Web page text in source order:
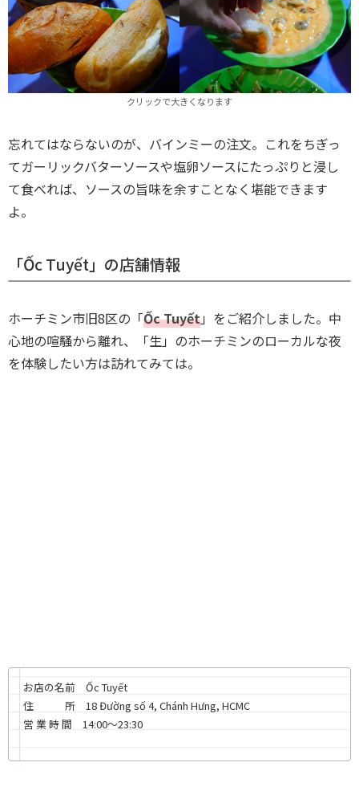
クリックで大きくなります
忘れてはならないのが、バインミーの注文。これをちぎっ
てガーリックバターソースや塩卵ソースにたっぷりと浸し
て食べれば、ソースの旨味を余すことなく堪能できます
よ。
「Ốc Tuyết」の店舗情報
ホーチミン市旧8区の「Ốc Tuyết」をご紹介しました。中
心地の喧騒から離れ、「生」のホーチミンのローカルな夜
を体験したい方は訪れてみては。
お店の名前 Ốc Tuyết
住 所 18 Đường số 4, Chánh Hưng, HCMC
営 業 時 間 14:00〜23:30